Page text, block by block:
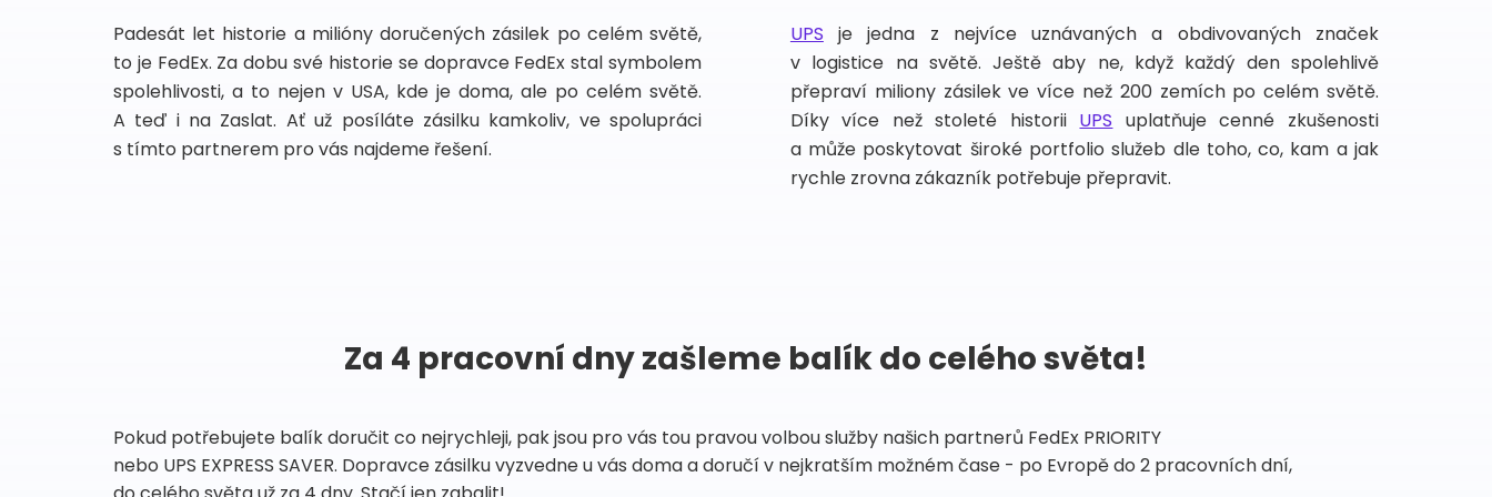
Padesát let historie a milióny doručených zásilek po celém světě,
to je FedEx. Za dobu své historie se dopravce FedEx stal symbolem
spolehlivosti, a to nejen v USA, kde je doma, ale po celém světě.
A teď i na Zaslat. Ať už posíláte zásilku kamkoliv, ve spolupráci
s tímto partnerem pro vás najdeme řešení.
UPS je jedna z nejvíce uznávaných a obdivovaných značek
v logistice na světě. Ještě aby ne, když každý den spolehlivě
přepraví miliony zásilek ve více než 200 zemích po celém světě.
Díky více než stoleté historii UPS uplatňuje cenné zkušenosti
a může poskytovat široké portfolio služeb dle toho, co, kam a jak
rychle zrovna zákazník potřebuje přepravit.
Za 4 pracovní dny zašleme balík do celého světa!
Pokud potřebujete balík doručit co nejrychleji, pak jsou pro vás tou pravou volbou služby našich partnerů FedEx PRIORITY
nebo UPS EXPRESS SAVER. Dopravce zásilku vyzvedne u vás doma a doručí v nejkratším možném čase - po Evropě do 2 pracovních dní,